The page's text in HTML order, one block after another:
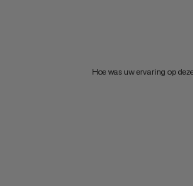
Hoe was uw ervaring op